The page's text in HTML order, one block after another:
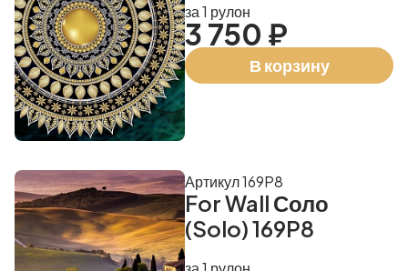
за 1 рулон
3 750 ₽
В корзину
For Wall Соло
(Solo) 169P8
Артикул 169P8